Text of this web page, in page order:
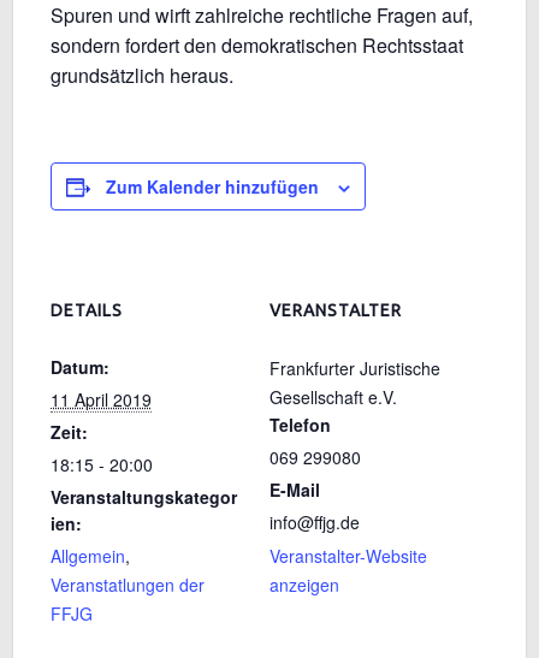
Spuren und wirft zahlreiche rechtliche Fragen auf,
sondern fordert den demokratischen Rechtsstaat
grundsätzlich heraus.
Zum Kalender hinzufügen
DETAILS
Datum:
11 April 2019
Zeit:
18:15 - 20:00
Veranstaltungskategor
ien:
Allgemein,
Veranstatlungen der
FFJG
VERANSTALTER
Frankfurter Juristische
Gesellschaft e.V.
Telefon
069 299080
E-Mail
info@ffjg.de
Veranstalter-Website
anzeigen